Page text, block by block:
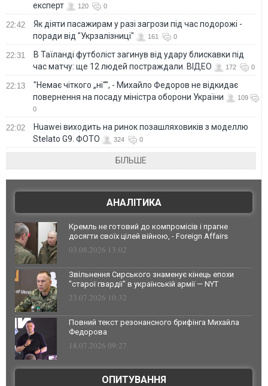
експерт 120 0
22:42
Як діяти пасажирам у разі загрози під час подорожі -
поради від "Укрзалізниці"
161 0
22:31
В Таїланді футболіст загинув від удару блискавки під
час матчу: ще 12 людей постраждали. ВІДЕО
172 0
22:13
"Немає чіткого „ні“", - Михайло Федоров не відкидає
повернення на посаду міністра оборони України
109
0
22:02
Huawei виходить на ринок позашляховиків з моделлю
Stelato G9. ФОТО
324 0
БІЛЬШЕ
АНАЛІТИКА
Кремль не готовий до компромісів і прагне
досягти своїх цілей війною, - Foreign Affairs
03.08.2026 13:02
Звільнення Сирського знаменує кінець епохи
"старої гвардії" в українській армії — NYT
23.07.2026 10:32
Повний текст резонансного брифінга Михайла
Федорова
18.07.2026 09:27
ОПИТУВАННЯ